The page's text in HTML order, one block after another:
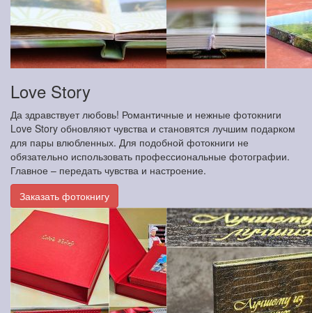
Love Story
Да здравствует любовь! Романтичные и нежные фотокниги
Love Story обновляют чувства и становятся лучшим подарком
для пары влюбленных. Для подобной фотокниги не
обязательно использовать профессиональные фотографии.
Главное – передать чувства и настроение.
Заказать фотокнигу